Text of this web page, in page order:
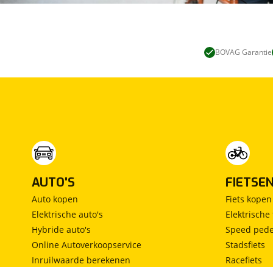
BOVAG Garantie
AUTO'S
Auto kopen
Elektrische auto's
Hybride auto's
Online Autoverkoopservice
Inruilwaarde berekenen
FIETSEN
Fiets kopen
Elektrische
Speed
Stadsfiets
Racefiets